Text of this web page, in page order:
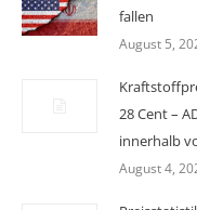
fallen
August 5,
28 Cent –
innerhalb
August 4,